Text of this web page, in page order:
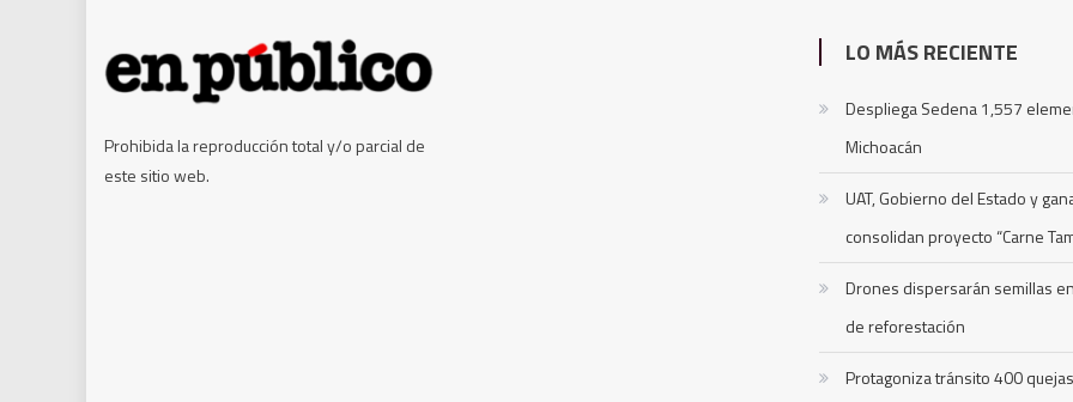
Prohibida la reproducción total y/o parcial de
este sitio web.
LO MÁS RECIENTE
Despliega Sedena 1,557
Michoacán
UAT, Gobierno del Estado y
consolidan proyecto “Carne
Drones dispersarán semillas
de reforestación
Protagoniza tránsito 400